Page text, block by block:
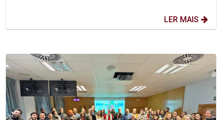
LER MAIS